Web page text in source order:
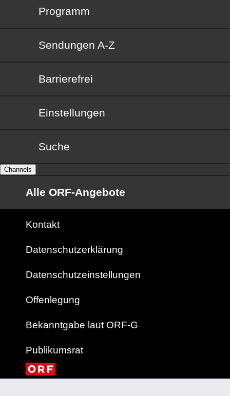
Programm
Sendungen von A bis Z
Sendungen A-Z
Barrierefrei
Barrierefrei
Einstellungen
Suche
Channels
Alle ORF-Angebote
Kontakt
Datenschutzerklärung
Datenschutzeinstellungen
Offenlegung
Bekanntgabe laut ORF-G
Publikumsrat